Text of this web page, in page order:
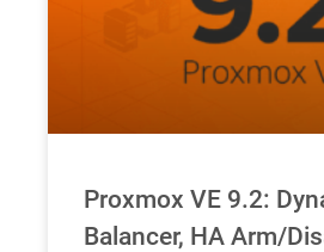
Proxmox VE 9.2:
Balancer, HA Arm/